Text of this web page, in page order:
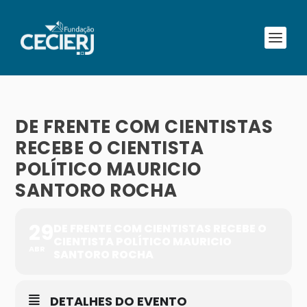
DE FRENTE COM CIENTISTAS
RECEBE O CIENTISTA
POLÍTICO MAURICIO
SANTORO ROCHA
DETALHES DO EVENTO